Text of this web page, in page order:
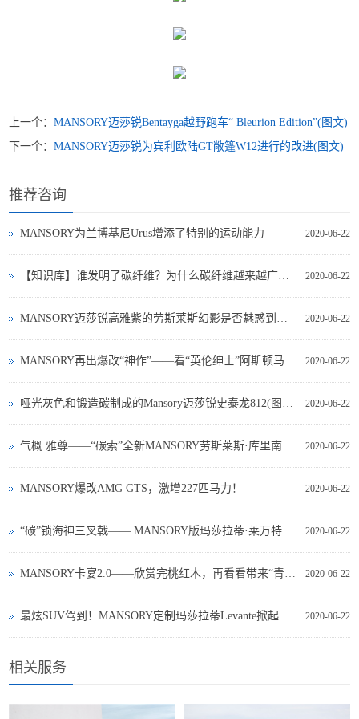
上一个：MANSORY迈莎锐Bentayga越野跑车“ Bleurion Edition”(图文)
下一个：MANSORY迈莎锐为宾利欧陆GT敞篷W12进行的改进(图文)
推荐咨询
2020-06-22
MANSORY为兰博基尼Urus增添了特别的运动能力
2020-06-22
【知识库】谁发明了碳纤维？为什么碳纤维越来越广泛的被运用汽车领域？
2020-06-22
MANSORY迈莎锐高雅紫的劳斯莱斯幻影是否魅惑到你？
2020-06-22
MANSORY再出爆改“神作”——看“英伦绅士”阿斯顿马丁DB11如何变“雅痞”骑士
2020-06-22
哑光灰色和锻造碳制成的Mansory迈莎锐史泰龙812(图文)
2020-06-22
气概 雅尊——“碳索”全新MANSORY劳斯莱斯·库里南
2020-06-22
MANSORY爆改AMG GTS，激增227匹马力！
2020-06-22
“碳”锁海神三叉戟—— MANSORY版玛莎拉蒂·莱万特赏析
2020-06-22
MANSORY卡宴2.0——欣赏完桃红木，再看看带来“青春记忆”的热情橙
2020-06-22
最炫SUV驾到！MANSORY定制玛莎拉蒂Levante掀起动感飓风
相关服务